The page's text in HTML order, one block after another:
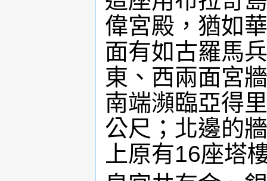
偉宮殿，猶如
面有如古羅馬
東、西兩面宮
南端瀕臨亞得
公尺；北邊的
上原有16座塔